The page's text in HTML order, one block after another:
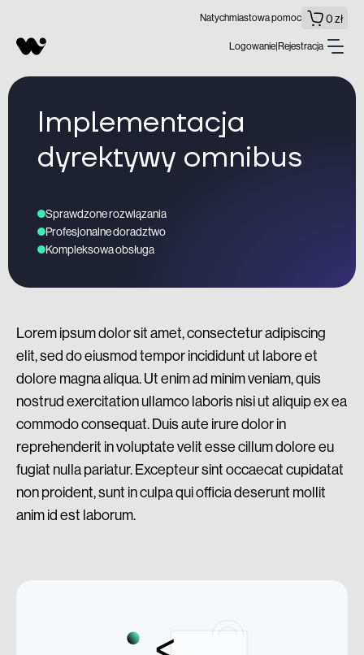
Natychmiastowa pomoc 0zł
Logowanie|Rejestracja
Implementacja
dyrektywy omnibus
Sprawdzone rozwiązania
Profesjonalne doradztwo
Kompleksowa obsługa
Lorem ipsum dolor sit amet, consectetur adipiscing
elit, sed do eiusmod tempor incididunt ut labore et
dolore magna aliqua. Ut enim ad minim veniam, quis
nostrud exercitation ullamco laboris nisi ut aliquip ex ea
commodo consequat. Duis aute irure dolor in
reprehenderit in voluptate velit esse cillum dolore eu
fugiat nulla pariatur. Excepteur sint occaecat cupidatat
non proident, sunt in culpa qui officia deserunt mollit
anim id est laborum.
Czyszczenie i bezpieczeństwo
Hosting
Dedykowane